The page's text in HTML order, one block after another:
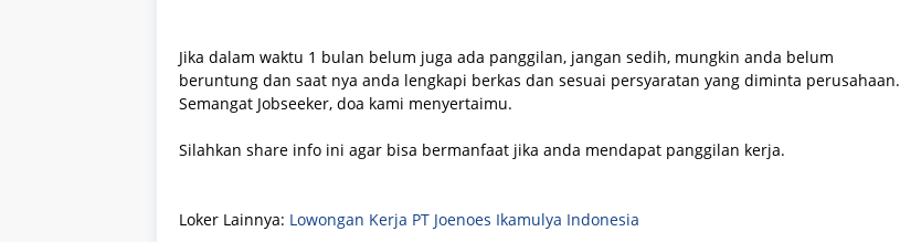
Jika dalam waktu 1 bulan belum juga ada panggilan, jangan sedih, mungkin anda belum
beruntung dan saat nya anda lengkapi berkas dan sesuai persyaratan yang diminta perusahaan.
Semangat Jobseeker, doa kami menyertaimu.
Silahkan share info ini agar bisa bermanfaat jika anda mendapat panggilan kerja.
Loker Lainnya: Lowongan Kerja PT Joenoes Ikamulya Indonesia